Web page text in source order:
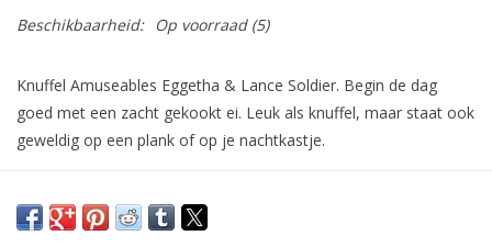
Beschikbaarheid: Op voorraad(5)
Knuffel Amuseables Eggetha & Lance Soldier. Begin de dag
goed met een zacht gekookt ei. Leuk als knuffel, maar staat ook
geweldig op een plank of op je nachtkastje.
Materiaal: 100% polyester